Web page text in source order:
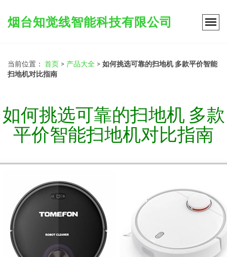
烟台知觉线智能科技有限公司
当前位置： 首页 > 产品大全 > 如何挑选可靠的扫地机 多款平价智能
扫地机对比指南
如何挑选可靠的扫地机 多款
平价智能扫地机对比指南